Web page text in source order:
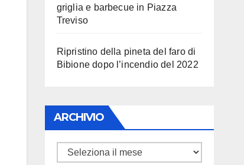
griglia e barbecue in Piazza
Treviso
Ripristino della pineta del faro di
Bibione dopo l’incendio del 2022
ARCHIVIO
ARCHIVIO